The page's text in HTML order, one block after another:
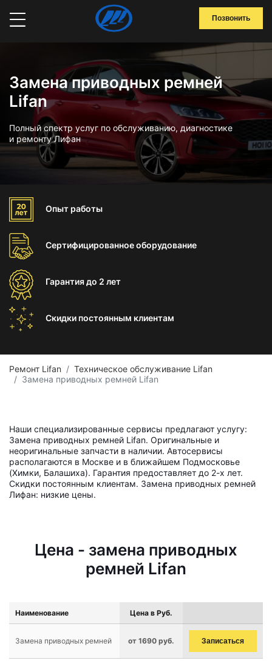
Позвонить
Замена приводных ремней
Lifan
Полный спектр услуг по обслуживанию, диагностике
и ремонту Лифан
Опыт работы
Сертифицированноеоборудование
Гарантиядо 2 лет
Скидки постоянным клиентам
Ремонт Lifan
Техническое обслуживание Lifan
Замена приводных ремней Lifan
Наши специализированные сервисы предлагают услугу:
Замена приводных ремней Lifan. Оригинальные и
неоригинальные запчасти в наличии. Автосервисы
располагаются в Москве и в ближайшем Подмосковье
(Химки, Балашиха). Гарантия предоставляет до 2-х лет.
Скидки постоянным клиентам. Замена приводных ремней
Лифан: низкие цены.
Цена - замена приводных
ремней Lifan
Наименование Цена в Руб.
Замена приводных ремней от 1690 руб. Записаться